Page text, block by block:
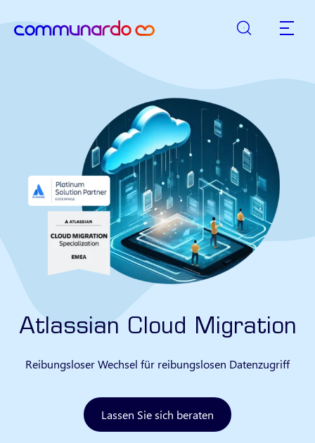
Suche
Atlassian Cloud Migration
Reibungsloser Wechsel für reibungslosen Datenzugriff
Lassen Sie sich beraten